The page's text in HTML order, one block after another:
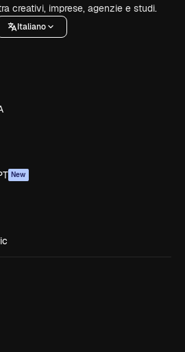
creativi, imprese, agenzie e studi.
Italiano
New